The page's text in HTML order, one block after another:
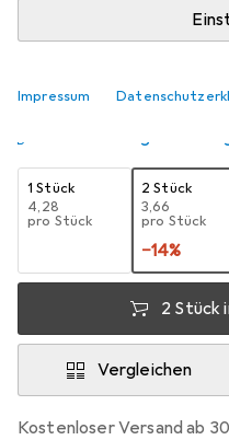
Impressum
Zwischen Do, 20.8.
Mehr als 10 Stück an
Lieferort angeben für
1 Stück
EUR
4,28
pro Stück
2 Stück
EUR
3,66
pro Stück
−14%
2 Stück
Vergleichen
Kostenloser Versand ab